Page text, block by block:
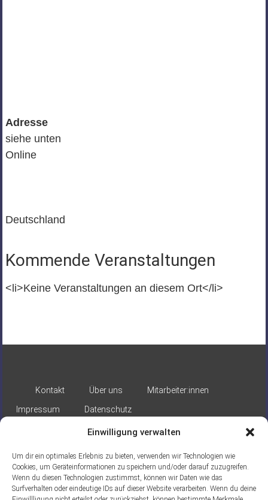
Einwilligung verwalten
Um dir ein optimales Erlebnis zu bieten, verwenden wir Technologien wie
Cookies, um Geräteinformationen zu speichern und/oder darauf zuzugreifen.
Wenn du diesen Technologien zustimmst, können wir Daten wie das
Surfverhalten oder eindeutige IDs auf dieser Website verarbeiten. Wenn du deine
Adresse
siehe unten
Online
Deutschland
Kommende Veranstaltungen
<li>Keine Veranstaltungen an diesem Ort</li>
Kontakt Über uns
Mitarbeiter:innen
Impressum
Datenschutz